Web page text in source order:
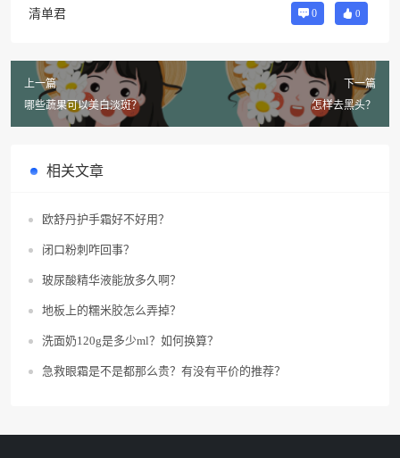
清单君 0 0
上一篇
哪些蔬果可以美白淡斑？
下一篇
怎样去黑头？
相关文章
欧舒丹护手霜好不好用？
闭口粉刺咋回事？
玻尿酸精华液能放多久啊？
地板上的糯米胶怎么弄掉？
洗面奶120g是多少ml？如何换算？
急救眼霜是不是都那么贵？有没有平价的推荐？